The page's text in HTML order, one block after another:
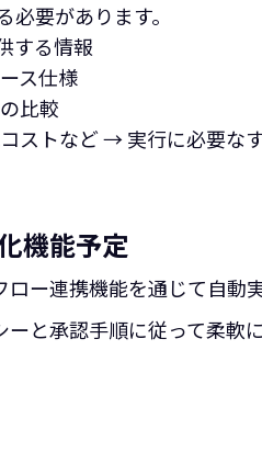
必要があります。
する情報
ス仕様
比較
ストなど → 実行に必要な
機能予定
ー連携機能を通じて自動
と承認手順に従って柔軟